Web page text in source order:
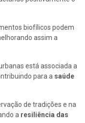
biofílicos podem
assim a
está associada a
para a saúde
de tradições e na
a resiliência das